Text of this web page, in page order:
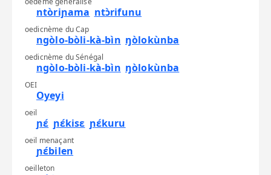
ntòriɲama ntɔ̀rifunu
oedicnème du Cap
ngòlo-bòli-kà-bìn ŋòlokùnba
oedicnème du Sénégal
ngòlo-bòli-kà-bìn ŋòlokùnba
OEI
Oyeyi
oeil
ɲɛ́ ɲɛ́kisɛ ɲɛ́kuru
oeil menaçant
ɲɛ́bilen
oeilleton